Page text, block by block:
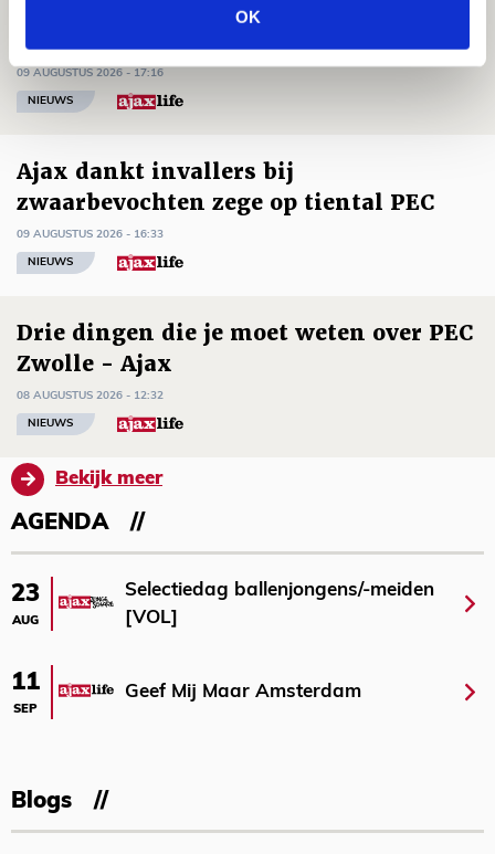
OK
Godts: ‘Tot er een akkoord is, speel ik
elke minuut dat het moet voor Ajax’
09 AUGUSTUS 2026 - 17:16
NIEUWS
Ajax dankt invallers bij
zwaarbevochten zege op tiental PEC
09 AUGUSTUS 2026 - 16:33
NIEUWS
Drie dingen die je moet weten over PEC
Zwolle - Ajax
08 AUGUSTUS 2026 - 12:32
NIEUWS
Bekijk meer
AGENDA
23
AUG
Selectiedag ballenjongens/-meiden
[VOL]
11
SEP
Geef Mij Maar Amsterdam
Blogs